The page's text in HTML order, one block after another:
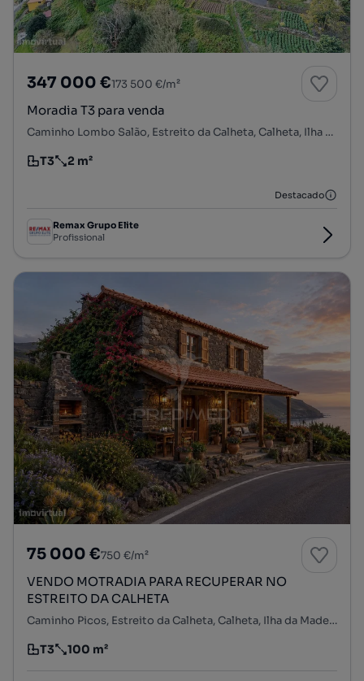
347 000 €173 500 €/m²
Moradia T3 para venda
Caminho Lombo Salão, Estreito da Calheta, Calheta, Ilha da Madeira
Tipologia
T3
Preço por metro quadrado
2 m²
Destacado
Remax Grupo Elite
Profissional
75 000 €750 €/m²
VENDO MOTRADIA PARA RECUPERAR NO
ESTREITO DA CALHETA
Caminho Picos, Estreito da Calheta, Calheta, Ilha da Madeira
Tipologia
T3
Preço por metro quadrado
100 m²